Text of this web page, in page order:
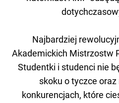
Najbardziej
Akademickich Mistrzostw
Studentki i studenci nie
skoku o tyczce
konkurencjach, które